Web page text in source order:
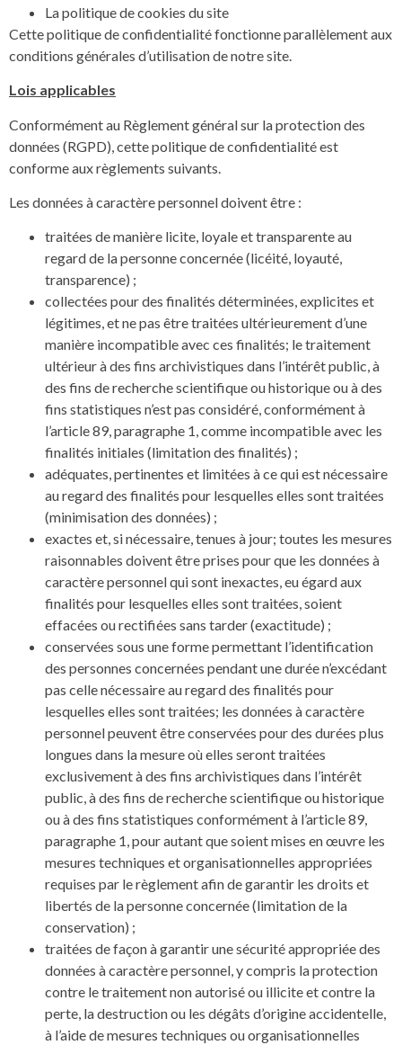
La politique de cookies du site
Cette politique de confidentialité fonctionne parallèlement aux
conditions générales d’utilisation de notre site.
Lois applicables
Conformément au Règlement général sur la protection des
données (RGPD), cette politique de confidentialité est
conforme aux règlements suivants.
Les données à caractère personnel doivent être :
traitées de manière licite, loyale et transparente au
regard de la personne concernée (licéité, loyauté,
transparence) ;
collectées pour des finalités déterminées, explicites et
légitimes, et ne pas être traitées ultérieurement d’une
manière incompatible avec ces finalités; le traitement
ultérieur à des fins archivistiques dans l’intérêt public, à
des fins de recherche scientifique ou historique ou à des
fins statistiques n’est pas considéré, conformément à
l’article 89, paragraphe 1, comme incompatible avec les
finalités initiales (limitation des finalités) ;
adéquates, pertinentes et limitées à ce qui est nécessaire
au regard des finalités pour lesquelles elles sont traitées
(minimisation des données) ;
exactes et, si nécessaire, tenues à jour; toutes les mesures
raisonnables doivent être prises pour que les données à
caractère personnel qui sont inexactes, eu égard aux
finalités pour lesquelles elles sont traitées, soient
effacées ou rectifiées sans tarder (exactitude) ;
conservées sous une forme permettant l’identification
des personnes concernées pendant une durée n’excédant
pas celle nécessaire au regard des finalités pour
lesquelles elles sont traitées; les données à caractère
personnel peuvent être conservées pour des durées plus
longues dans la mesure où elles seront traitées
exclusivement à des fins archivistiques dans l’intérêt
public, à des fins de recherche scientifique ou historique
ou à des fins statistiques conformément à l’article 89,
paragraphe 1, pour autant que soient mises en œuvre les
mesures techniques et organisationnelles appropriées
requises par le règlement afin de garantir les droits et
libertés de la personne concernée (limitation de la
conservation) ;
traitées de façon à garantir une sécurité appropriée des
données à caractère personnel, y compris la protection
contre le traitement non autorisé ou illicite et contre la
perte, la destruction ou les dégâts d’origine accidentelle,
à l’aide de mesures techniques ou organisationnelles